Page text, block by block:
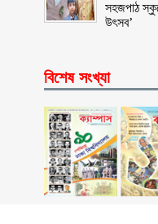
সহজপাঠ
উৎসব’
বিশেষ সংখ্যা